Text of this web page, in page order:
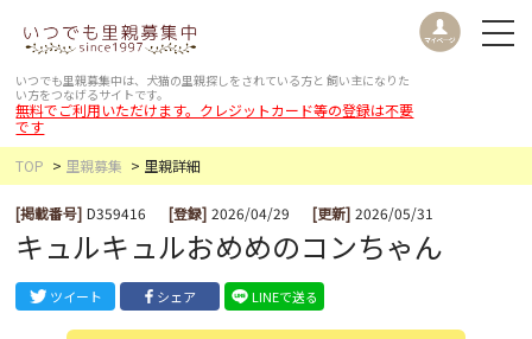
いつでも里親募集中は、犬猫の里親探しをされている方と 飼い主になりた
い方をつなげるサイトです。
無料でご利用いただけます。クレジットカード等の登録は不要
です
TOP
里親募集 里親詳細
[掲載番号] D359416 [登録] 2026/04/29 [更新] 2026/05/31
キュルキュルおめめのコンちゃん
ツイート シェア LINEで送る